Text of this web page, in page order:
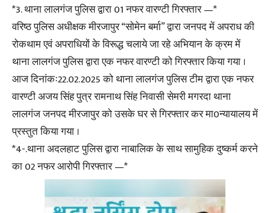
*3. थाना लालगंज पुलिस द्वारा 01 नफर वारण्टी गिरफ्तार —*
वरिष्ठ पुलिस अधीक्षक मीरजापुर “सोमेन बर्मा” द्वारा जनपद में अपराध की
रोकथाम एवं अपराधियों के विरूद्ध चलाये जा रहे अभियान के क्रम में
थाना लालगंज पुलिस द्वारा एक नफर वारण्टी को गिरफ्तार किया गया ।
आज दिनांकः22.02.2025 को थाना लालगंज पुलिस टीम द्वारा एक नफर
वारण्टी अजय सिंह पुत्र रामनाथ सिंह निवासी सेमरी मगरदा थाना
लालगंज जनपद मीरजापुर को उसके घर से गिरफ्तार कर मा0न्यायालय में
प्रस्तुत किया गया ।
*4-.थाना अदलहाट पुलिस द्वारा नाबालिक के साथ सामुहिक दुष्कर्म करने
का 02 नफर आरोपी गिरफ्तार —*